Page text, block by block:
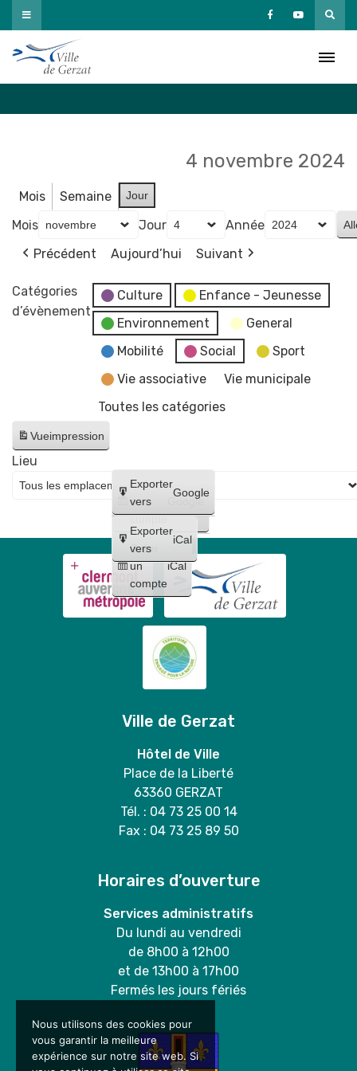
Passer
au
contenu
4 novembre 2024
Mois Semaine Jour
Mois Jour
Année
Précédent
Aujourd’hui Suivant
Catégories
d’évènement
Culture
Enfance - Jeunesse
Environnement
General
Mobilité
Social
Sport
Vie associative
Vie municipale
Toutes les catégories
Vueimpression
Créer
un
compte
Google
Créer
un
compte
iCal
Exporter
vers
Google
Exporter
vers
iCal
Lieu
Ville de Gerzat
Hôtel de Ville
Place de la Liberté
63360 GERZAT
Tél. : 04 73 25 00 14
Fax : 04 73 25 89 50
Horaires d’ouverture
Services administratifs
Du lundi au vendredi
de 8h00 à 12h00
et de 13h00 à 17h00
Fermés les jours fériés
Nous utilisons des cookies pour
vous garantir la meilleure
expérience sur notre site web. Si